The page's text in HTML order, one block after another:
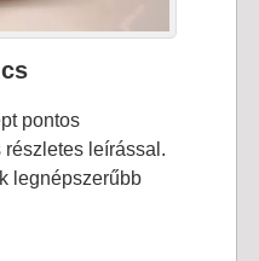
pontos
leírással.
legnépszerűbb